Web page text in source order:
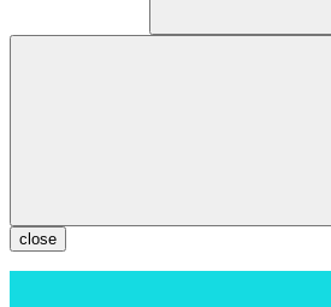
close